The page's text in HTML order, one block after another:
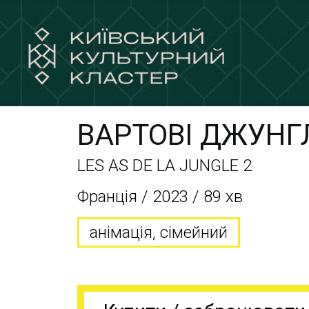
ВАРТОВІ
LES AS DE LA JUNGLE 2
Франція / 2023 / 89 хв
анімація, сімейний